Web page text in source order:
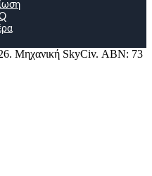
Μηχανική SkyCiv. ΑΒΝ: 73